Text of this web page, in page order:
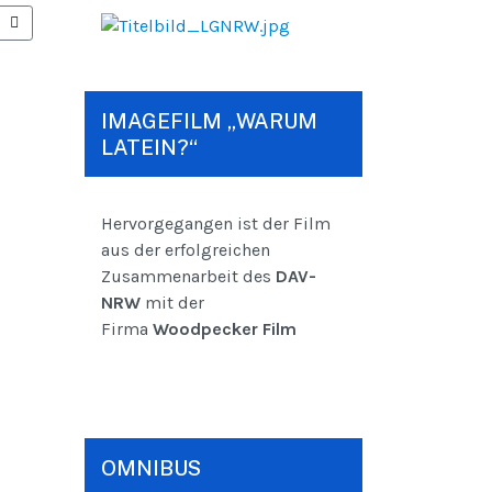
BEITRAG: WARUM HEUTE LATEIN ODER GRIECHISCH STUDIEREN?
IMAGEFILM „WARUM
LATEIN?“
Hervorgegangen ist der Film
aus der erfolgreichen
Zusammenarbeit des DAV-
NRW mit der
Firma Woodpecker Film
OMNIBUS